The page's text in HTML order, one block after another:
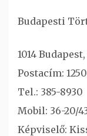
Budapesti
1014
Postacím:
Tel.: 385-8930
Mobil: 36-20/
Képviselő: